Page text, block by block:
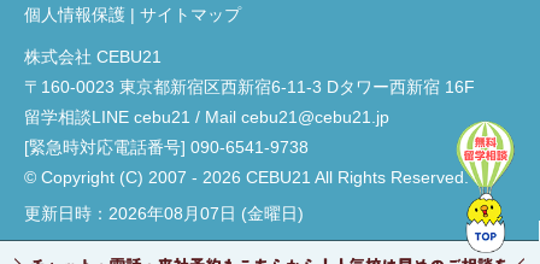
個人情報保護 | サイトマップ
株式会社 CEBU21
〒160-0023 東京都新宿区西新宿6-11-3 Dタワー西新宿 16F
留学相談LINE cebu21 / Mail cebu21@cebu21.jp
[緊急時対応電話番号] 090-6541-9738
© Copyright (C) 2007 - 2026 CEBU21 All Rights Reserved.
更新日時：2026年08月07日 (金曜日)